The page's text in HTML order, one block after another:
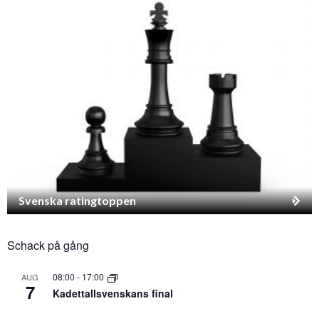
Svenska ratingtoppen
Schack på gång
AUG
7
08:00 - 17:00
Kadettallsvenskans final